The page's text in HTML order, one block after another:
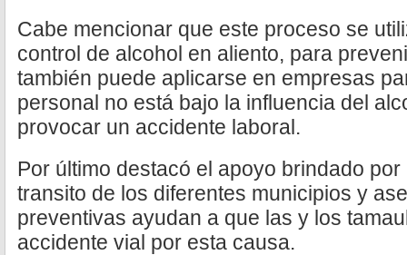
Cabe mencionar que este proceso se
control de alcohol en aliento, para
también puede aplicarse en empresas
personal no está bajo la influencia del
provocar un accidente laboral.
Por último destacó el apoyo brindado
transito de los diferentes municipios y
preventivas ayudan a que las y los
accidente vial por esta causa.